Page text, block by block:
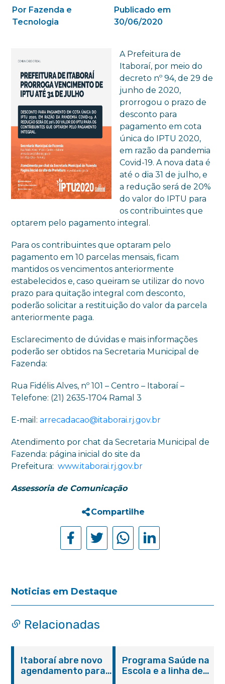
Por Fazenda e
Tecnologia
Publicado em
30/06/2020
A Prefeitura de
Itaboraí, por meio do
decreto nº 94, de 29 de
junho de 2020,
prorrogou o prazo de
desconto para
pagamento em cota
única do IPTU 2020,
em razão da pandemia
Covid-19. A nova data é
até o dia 31 de julho, e
a redução será de 20%
do valor do IPTU para
os contribuintes que
optarem pelo pagamento integral.
Para os contribuintes que optaram pelo
pagamento em 10 parcelas mensais, ficam
mantidos os vencimentos anteriormente
estabelecidos e, caso queiram se utilizar do novo
prazo para quitação integral com desconto,
poderão solicitar a restituição do valor da parcela
anteriormente paga.
Esclarecimento de dúvidas e mais informações
poderão ser obtidos na Secretaria Municipal de
Fazenda:
Rua Fidélis Alves, nº 101 – Centro – Itaboraí –
Telefone: (21) 2635-1704 Ramal 3
E-mail:arrecadacao@itaborai.rj.gov.br
Atendimento por chat da Secretaria Municipal de
Fazenda: página inicial do site da
Prefeitura:www.itaborai.rj.gov.br
Assessoria de Comunicação
Compartilhe
Noticias em Destaque
Relacionadas
Itaboraí abre novo
agendamento para
Programa Saúde na
Escola e a linha de